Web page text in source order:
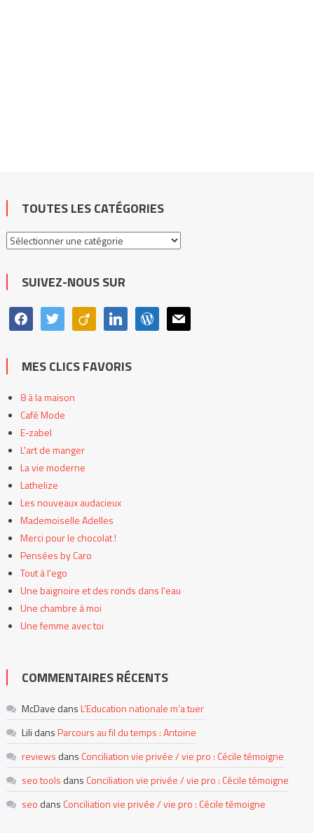
TOUTES LES CATÉGORIES
Toutes
catégories
SUIVEZ-NOUS SUR
facebooktwitter viadeo linkedin wordpress
mail
MES CLICS FAVORIS
8 à la maison
Café Mode
E-zabel
L'art de manger
La vie moderne
Lathelize
Les nouveaux audacieux
Mademoiselle Adelles
Merci pour le chocolat !
Pensées by Caro
Tout à l'ego
Une baignoire et des ronds dans l'eau
Une chambre à moi
Une femme avec toi
COMMENTAIRES RÉCENTS
McDave dansL’Education nationale m’a tuer
Lili dansParcours au fil du temps : Antoine
reviews dans Conciliation vie privée / vie pro : Cécile témoigne
seo tools dans Conciliation vie privée / vie pro : Cécile témoigne
seo dans Conciliation vie privée / vie pro : Cécile témoigne